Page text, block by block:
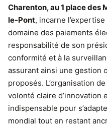
Charenton, au 1 place des
le-Pont, incarne
domaine des paiements
responsabilité de son
conformité et à la
assurant ainsi une gestion
proposés. L’organisation
volonté claire d’innovation
indispensable pour
mondial tout en restant